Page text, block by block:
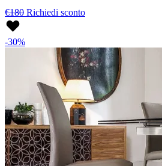
€180 Richiedi sconto
-30%